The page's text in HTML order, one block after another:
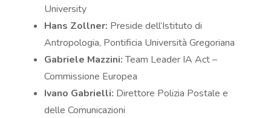
University
Hans Zollner: Preside dell’Istituto di
Antropologia, Pontificia Università Gregoriana
Gabriele Mazzini:Team Leader IA Act –
Commissione Europea
Ivano Gabrielli: Direttore Polizia Postale e
delle Comunicazioni